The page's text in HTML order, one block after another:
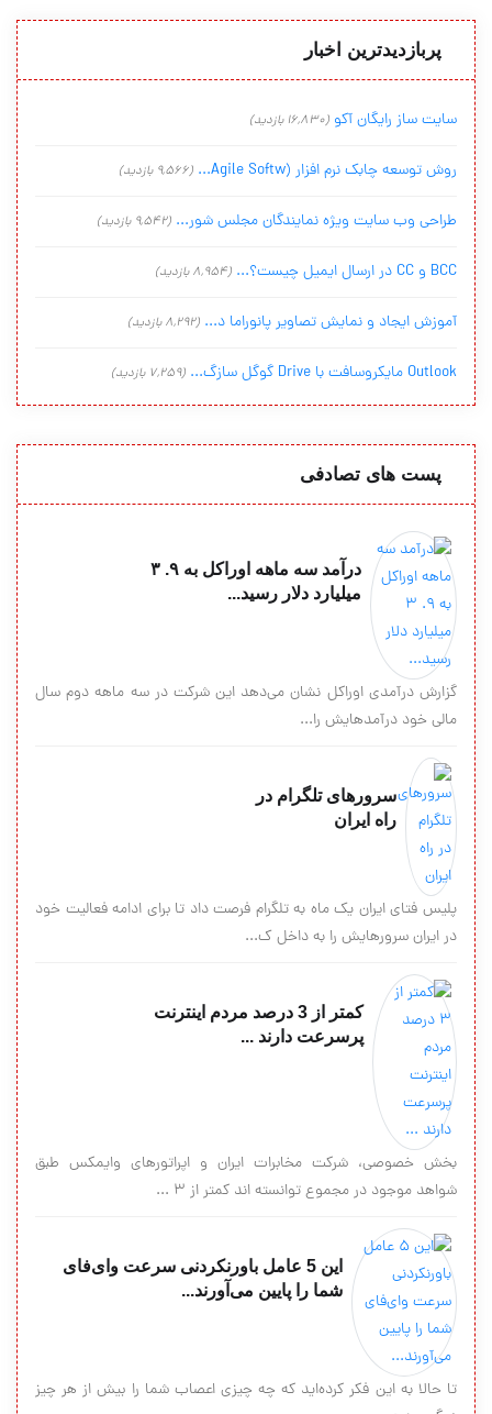
پربازدیدترین اخبار
سایت ساز رایگان آکو (16,830 بازدید)
روش توسعه چابک نرم افزار (Agile Softw... (9,566 بازدید)
طراحی وب سایت ویژه نمایندگان مجلس شور... (9,542 بازدید)
BCC و CC در ارسال ایمیل چیست؟... (8,954 بازدید)
آموزش ایجاد و نمایش تصاویر پانوراما د... (8,292 بازدید)
Outlook مایکروسافت با Drive گوگل سازگ... (7,259 بازدید)
پست های تصادفی
درآمد سه ماهه اوراکل به ۹. ۳
میلیارد دلار رسید...
گزارش درآمدی اوراکل نشان می‌‏دهد این شرکت در سه ماهه دوم سال
مالی خود درآمد‌هایش را...
سرورهای تلگرام در
راه ایران
پلیس فتای ایران یک ماه به تلگرام فرصت داد تا برای ادامه فعالیت خود
در ایران سرورهایش را به داخل ک...
کمتر از 3 درصد مردم اینترنت
پرسرعت دارند ...
بخش خصوصی، شرکت مخابرات ایران و اپراتورهای وایمکس طبق
شواهد موجود در مجموع توانسته اند کمتر از 3 ...
این 5 عامل باورنکردنی سرعت وای‌فای
شما را پایین می‌آورند...
تا حالا به این فکر کرده‌اید که چه چیزی اعصاب شما را بیش از هر چیز